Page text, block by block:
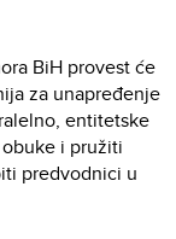
BiH provest će
za unapređenje
entitetske
i pružiti
predvodnici u